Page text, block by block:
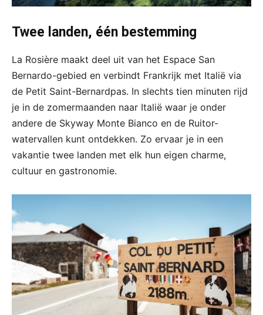
Twee landen, één bestemming
La Rosière maakt deel uit van het Espace San
Bernardo-gebied en verbindt Frankrijk met Italië via
de Petit Saint-Bernardpas. In slechts tien minuten rijd
je in de zomermaanden naar Italië waar je onder
andere de Skyway Monte Bianco en de Ruitor-
watervallen kunt ontdekken. Zo ervaar je in een
vakantie twee landen met elk hun eigen charme,
cultuur en gastronomie.